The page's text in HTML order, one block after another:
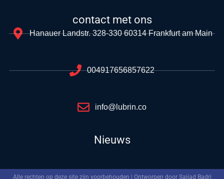
contact met ons
Hanauer Landstr. 328-330 60314 Frankfurt am Main
004917656857622
info@lubrin.co
Nieuws
Alle rechten op deze site zijn voorbehouden | Ontworpen door Sajjad Badri